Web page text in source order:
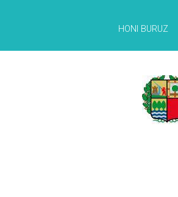
HONI BURUZ